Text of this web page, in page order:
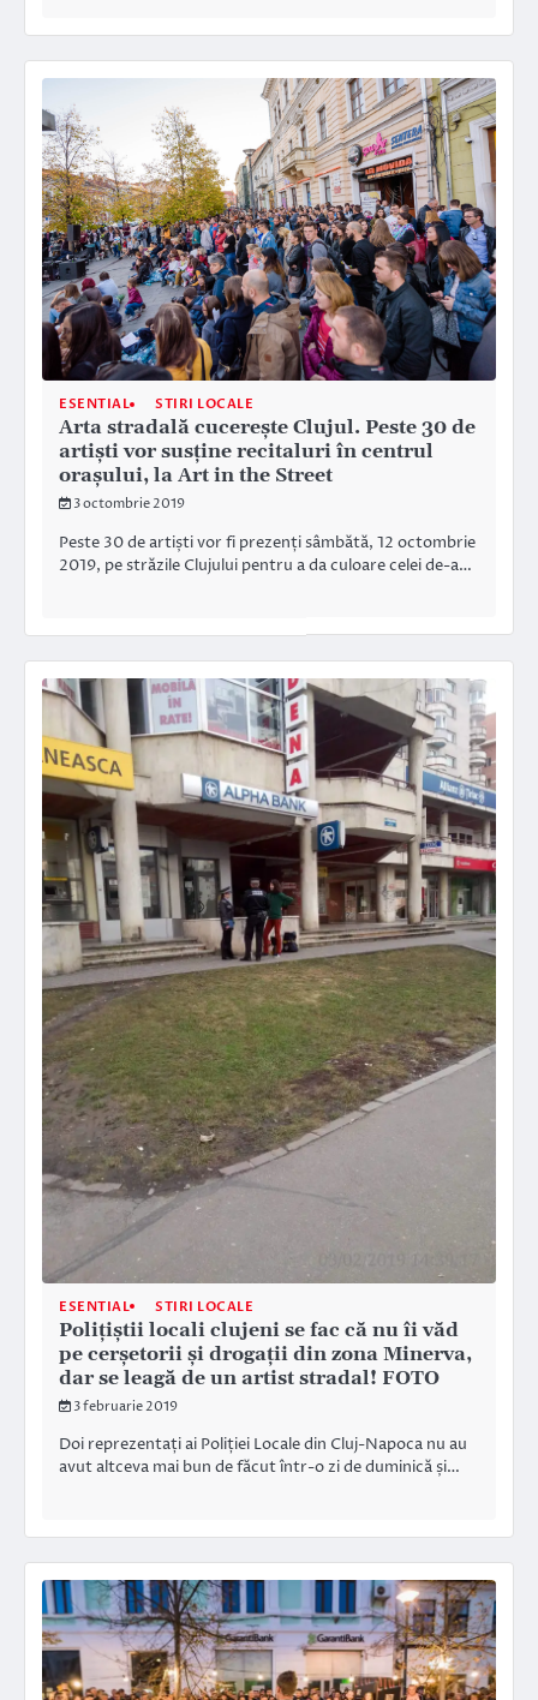
ESENTIAL STIRI LOCALE
Arta stradală cucerește Clujul. Peste 30 de
artiști vor susține recitaluri în centrul
orașului, la Art in the Street
3 octombrie 2019
Peste 30 de artiști vor fi prezenți sâmbătă, 12 octombrie
2019, pe străzile Clujului pentru a da culoare celei de-a…
ESENTIAL STIRI LOCALE
Polițiștii locali clujeni se fac că nu îi văd
pe cerșetorii și drogații din zona Minerva,
dar se leagă de un artist stradal! FOTO
3 februarie 2019
Doi reprezentați ai Poliției Locale din Cluj-Napoca nu au
avut altceva mai bun de făcut într-o zi de duminică și…